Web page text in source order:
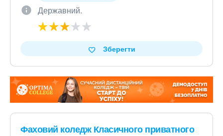
Державний.
Зберегти
Фаховий коледж Класичного приватного